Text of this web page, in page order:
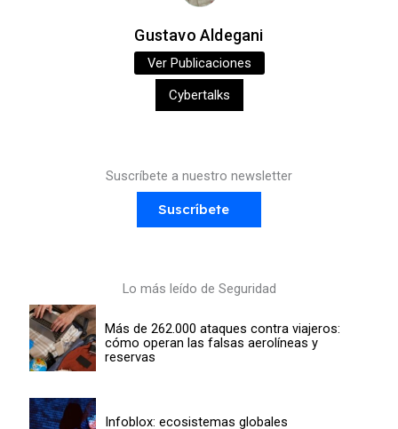
Gustavo Aldegani
Ver Publicaciones
Cybertalks
Suscríbete a nuestro newsletter
Suscríbete
Lo más leído de Seguridad
Más de 262.000 ataques contra viajeros:
cómo operan las falsas aerolíneas y
reservas
Infoblox: ecosistemas globales